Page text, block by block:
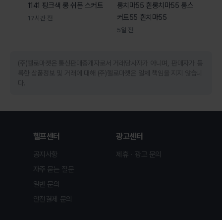
1141 핑크색 롱 쉬폰 스커트
17시간 전
롱치마55 흰롱치마55 롱스
커트55 흰치마55
5일 전
(주)헬로마켓은 통신판매중개자로서 거래당사자가 아니며, 판매자가 등
록한 상품정보 및 거래에 대해 (주)헬로마켓은 일체 책임을 지지 않습니
다.
헬프센터
공지사항
자주 묻는 질문
일반 문의
안전결제 문의
광고센터
제휴ㆍ광고 문의